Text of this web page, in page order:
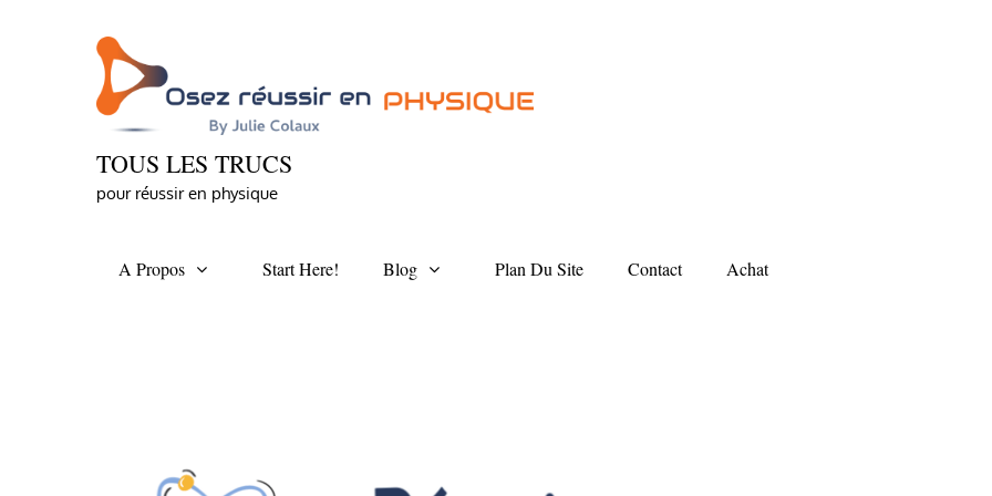
TOUS LES TRUCS
pour réussir en physique
A Propos Start Here! Blog Plan Du Site Contact Achat